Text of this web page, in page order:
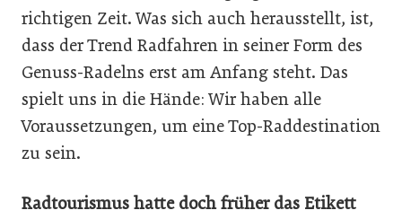
richtigen Zeit. Was sich auch herausstellt, ist,
dass der Trend Radfahren in seiner Form des
Genuss-Radelns erst am Anfang steht. Das
spielt uns in die Hände: Wir haben alle
Voraussetzungen, um eine Top-Raddestination
zu sein.
Radtourismus hatte doch früher das Etikett